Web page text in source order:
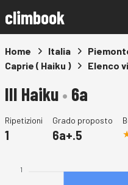
climbook
Home Italia
Caprie ( Haiku )
Elenco
III Haiku• 6a
Ripetizioni
1
Grado proposto
6a+.5
1